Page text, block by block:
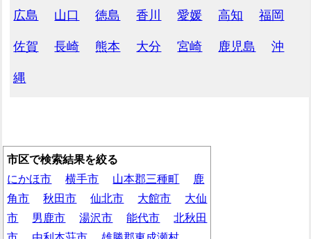
広島 山口 徳島 香川 愛媛 高知 福岡
佐賀 長崎 熊本 大分 宮崎 鹿児島 沖
縄
市区で検索結果を絞る
にかほ市
横手市 山本郡三種町
鹿
角市
秋田市 仙北市 大館市
大仙
市
男鹿市 湯沢市 能代市
北秋田